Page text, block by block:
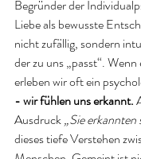
Begründer der
Liebe als bewusste
nicht zufällig, sondern
der zu uns „passt“. Wenn
erleben wir oft ein
- wir fühlen uns erkannt.
Ausdruck „Sie erkannten
dieses tiefe Verstehen